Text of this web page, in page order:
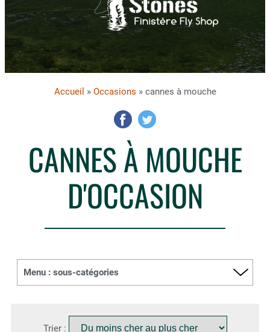
Accueil » Occasions » cannes à mouche
CANNES À MOUCHE
D'OCCASION
Menu : sous-catégories
Trier :